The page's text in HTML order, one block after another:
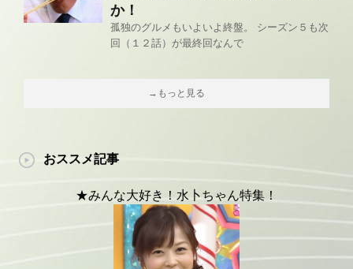
か！
孤独のグルメもいよいよ終盤。 シーズン５も次
回（１２話）が最終回なんで
→もっと見る
おススメ記事
★みんな大好き！水卜ちゃん特集！